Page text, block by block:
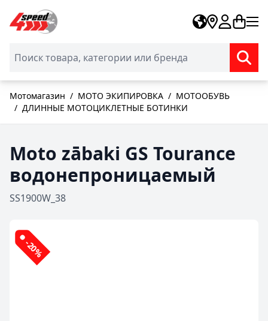
Skip to Content
Мотомагазин / МОТО ЭКИПИРОВКА / МОТООБУВЬ
/ ДЛИННЫЕ МОТОЦИКЛЕТНЫЕ БОТИНКИ
Moto zābaki GS Tourance
водонепроницаемый
SS1900W_38
-20%